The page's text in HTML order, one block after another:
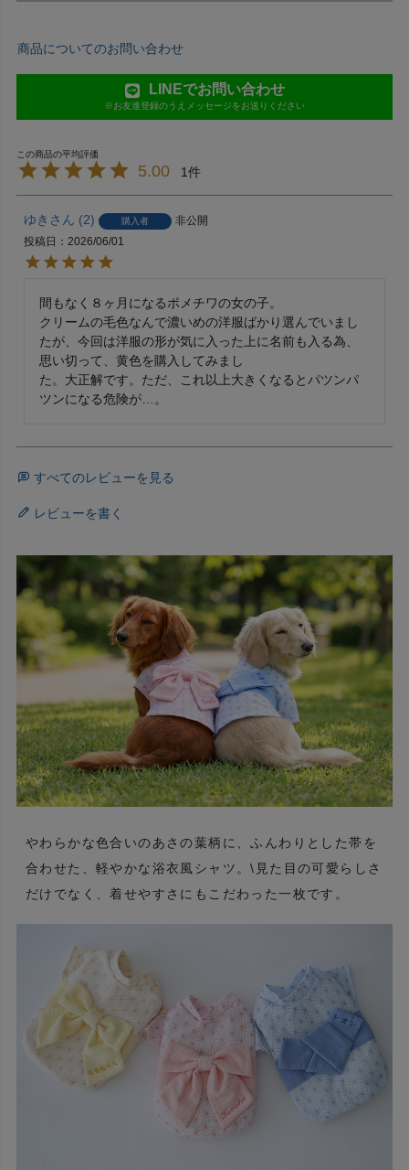
商品についてのお問い合わせ
LINEでお問い合わせ
※お友達登録のうえメッセージをお送りください
5.00 1
ゆき 2 購入者
非公開
投稿日
2026/06/01
間もなく８ヶ月になるポメチワの女の子。
クリームの毛色なんで濃いめの洋服ばかり選んでいまし
たが、今回は洋服の形が気に入った上に名前も入る為、
思い切って、黄色を購入してみまし
た。大正解です。ただ、これ以上大きくなるとパツンパ
ツンになる危険が…。
すべてのレビューを見る
レビューを書く
やわらかな色合いのあさの葉柄に、ふんわりとした帯を
合わせた、軽やかな浴衣風シャツ。\見た目の可愛らしさ
だけでなく、着せやすさにもこだわった一枚です。